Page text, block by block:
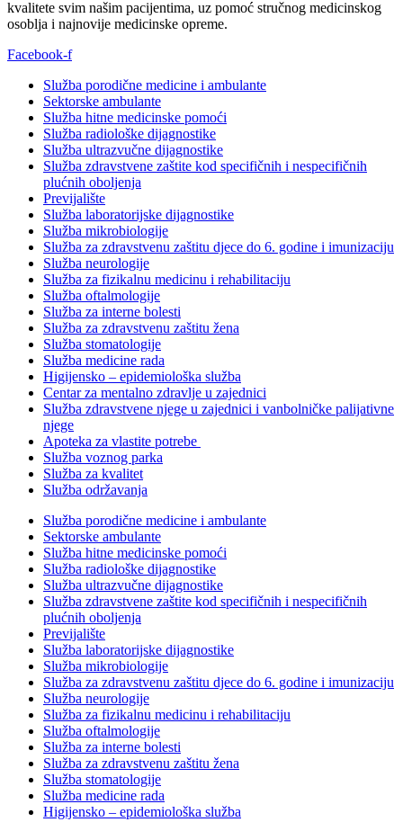
kvalitete svim našim pacijentima, uz pomoć stručnog medicinskog
osoblja i najnovije medicinske opreme.
Facebook-f
Služba porodične medicine i ambulante
Sektorske ambulante
Služba hitne medicinske pomoći
Služba radiološke dijagnostike
Služba ultrazvučne dijagnostike
Služba zdravstvene zaštite kod specifičnih i nespecifičnih
plućnih oboljenja
Previjalište
Služba laboratorijske dijagnostike
Služba mikrobiologije
Služba za zdravstvenu zaštitu djece do 6. godine i imunizaciju
Služba neurologije
Služba za fizikalnu medicinu i rehabilitaciju
Služba oftalmologije
Služba za interne bolesti
Služba za zdravstvenu zaštitu žena
Služba stomatologije
Služba medicine rada
Higijensko – epidemiološka služba
Centar za mentalno zdravlje u zajednici
Služba zdravstvene njege u zajednici i vanbolničke palijativne
njege
Apoteka za vlastite potrebe
Služba voznog parka
Služba za kvalitet
Služba održavanja
Služba porodične medicine i ambulante
Sektorske ambulante
Služba hitne medicinske pomoći
Služba radiološke dijagnostike
Služba ultrazvučne dijagnostike
Služba zdravstvene zaštite kod specifičnih i nespecifičnih
plućnih oboljenja
Previjalište
Služba laboratorijske dijagnostike
Služba mikrobiologije
Služba za zdravstvenu zaštitu djece do 6. godine i imunizaciju
Služba neurologije
Služba za fizikalnu medicinu i rehabilitaciju
Služba oftalmologije
Služba za interne bolesti
Služba za zdravstvenu zaštitu žena
Služba stomatologije
Služba medicine rada
Higijensko – epidemiološka služba